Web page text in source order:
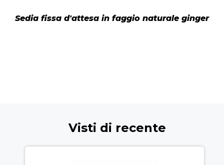
Sedia fissa d'attesa in faggio naturale ginger
Visti di recente